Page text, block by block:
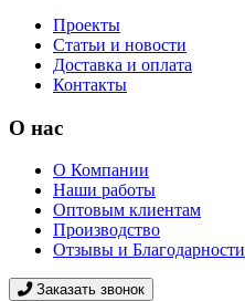
Проекты
Статьи и новости
Доставка и оплата
Контакты
О нас
О Компании
Наши работы
Оптовым клиентам
Производство
Отзывы и Благодарности
Заказать звонок